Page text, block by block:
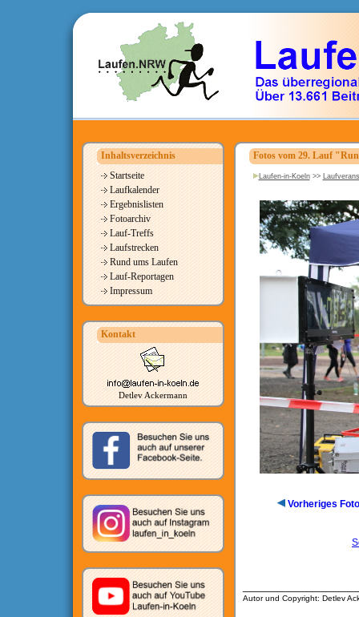
Inhaltsverzeichnis
Startseite
Laufkalender
Ergebnislisten
Fotoarchiv
Lauf-Treffs
Laufstrecken
Rund ums Laufen
Lauf-Reportagen
Impressum
Kontakt
Detlev Ackermann
Fotos vom 29. Lauf
Laufen-in-Koeln>>
Vorheriges Foto
Autor und Copyright: Detlev